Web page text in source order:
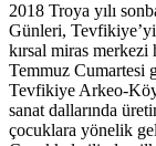
2018 Troya yılı
Günleri,
kırsal miras
Temmuz Cumartesi
Tevfikiye Arkeo-
sanat dallarında
çocuklara yönelik